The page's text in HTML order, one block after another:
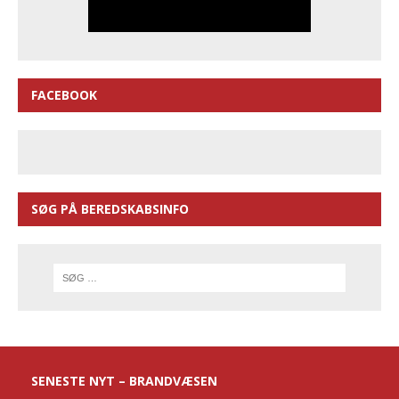
FACEBOOK
SØG PÅ BEREDSKABSINFO
SENESTE NYT – BRANDVÆSEN